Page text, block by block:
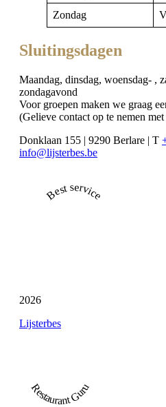
Zondag
Sluitingsdagen
Maandag, dinsdag, woensdag- ,
zondagavond
Voor groepen maken we graag
(Gelieve contact op te nemen met
Donklaan 155 | 9290 Berlare | T
info@lijsterbes.be
Best service
2026
Lijsterbes
Restaurant Guru